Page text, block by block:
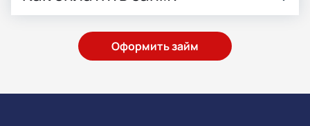
Оформить займ